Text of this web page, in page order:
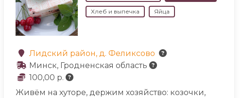
Хлеб и выпечка Яйца
Лидский район, д. Феликсово
Минск, Гродненская область
100,00 р.
Живём на хуторе, держим хозяйство: козочки,